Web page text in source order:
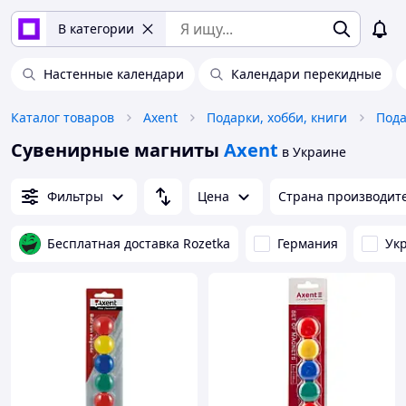
В категории
Настенные календари Календари перекидные
Каталог товаров Axent Подарки, хобби, книги
Сувенирные магниты Axent в Украине
Фильтры Цена Страна
Бесплатная доставка Rozetka Германия